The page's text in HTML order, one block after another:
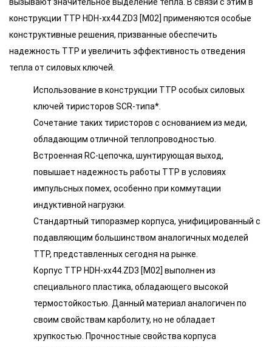
конструкции ТТР HDH-xx44.ZD3 [M02] применяются особые
конструктивные решения, призванные обеспечить
надежность ТТР и увеличить эффективность отведения
тепла от силовых ключей.
Использование в конструкции ТТР особых силовых
ключей тиристоров SCR-типа*.
Сочетание таких тиристоров с основанием из меди,
обладающим отличной теплопроводностью.
Встроенная RC-цепочка, шунтирующая выход,
повышает надежность работы ТТР в условиях
импульсных помех, особенно при коммутации
индуктивной нагрузки.
Стандартный типоразмер корпуса, унифицированный с
подавляющим большинством аналогичных моделей
ТТР, представленных сегодня на рынке.
Корпус ТТР HDH-xx44.ZD3 [M02] выполнен из
специального пластика, обладающего высокой
термостойкостью. Данный материал аналогичен по
своим свойствам карболиту, но не обладает
хрупкостью. Прочностные свойства корпуса